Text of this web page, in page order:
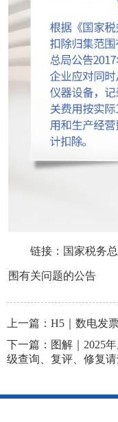
链接： 国家税务
围有关问题的公告
上一篇： H5｜数电发
下一篇： 图解｜2025
级查询、复评、修复请